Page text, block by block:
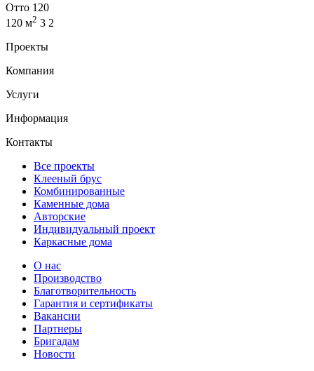
Отто 120
120 м2 3 2
Проекты
Компания
Услуги
Информация
Контакты
Все проекты
Клееный брус
Комбинированные
Каменные дома
Авторские
Индивидуальный проект
Каркасные дома
О нас
Производство
Благотворительность
Гарантия и сертификаты
Вакансии
Партнеры
Бригадам
Новости